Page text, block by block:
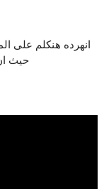
انهرده هنكلم على
حيث